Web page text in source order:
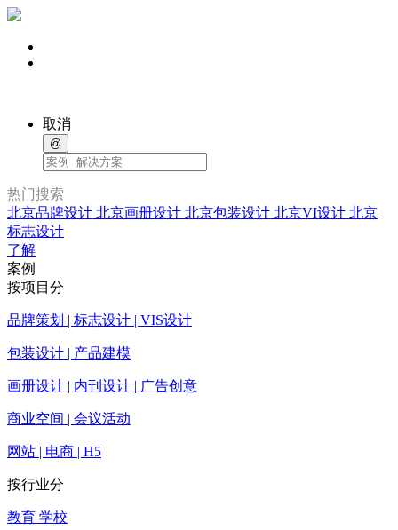
取消
@
热门搜索
北京品牌设计 北京画册设计 北京包装设计 北京VI设计 北京
标志设计
了解
案例
按项目分
品牌策划 | 标志设计 | VIS设计
包装设计 | 产品建模
画册设计 | 内刊设计 | 广告创意
商业空间 | 会议活动
网站 | 电商 | H5
按行业分
教育 学校